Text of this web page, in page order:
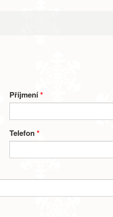
Příjmení*
Telefon*